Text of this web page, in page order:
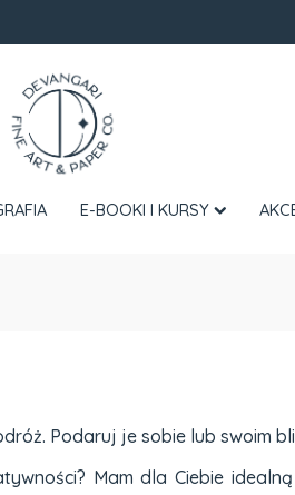
E-BOOKI I KURSY
Podaruj je sobie lub swoim
Mam dla Ciebie